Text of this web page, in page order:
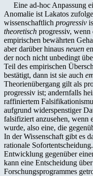
Eine ad-hoc Anpassung
Anomalie ist Lakatos
wissenschaftlich progressiv
theoretisch progressiv, wenn
empirischen bewährten
aber darüber hinaus neuen
der noch nicht unbedingt
Teil des empirischen
bestätigt, dann ist sie auch
Theorienübergang gilt als
progressiv ist; andernfalls
raffiniertem
aufgrund widerspenstiger
falsifiziert anzusehen, wenn
wurde, also eine, die
In der Wissenschaft gibt es
rationale
Entwicklung gegen­über
kann eine Entscheidung
Forschungsprogrammes